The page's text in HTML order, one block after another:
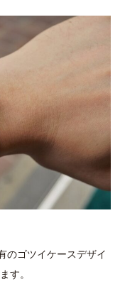
のゴツイケースデザイ
す。